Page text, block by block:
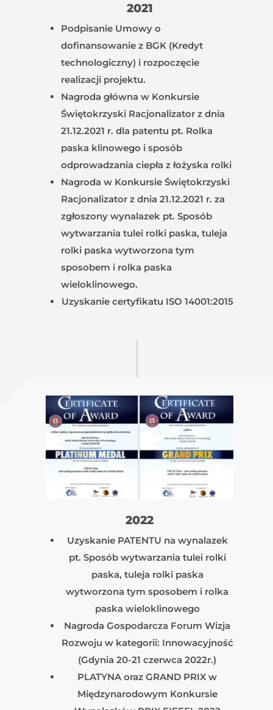
2021
Podpisanie Umowy o
dofinansowanie z BGK (Kredyt
technologiczny) i rozpoczęcie
realizacji projektu.
Nagroda główna w Konkursie
Świętokrzyski Racjonalizator z dnia
21.12.2021 r. dla patentu pt. Rolka
paska klinowego i sposób
odprowadzania ciepła z łożyska rolki
Nagroda w Konkursie Świętokrzyski
Racjonalizator z dnia 21.12.2021 r. za
zgłoszony wynalazek pt. Sposób
wytwarzania tulei rolki paska, tuleja
rolki paska wytworzona tym
sposobem i rolka paska
wieloklinowego.
Uzyskanie certyfikatu ISO 14001:2015
2022
Uzyskanie PATENTU na wynalazek
pt. Sposób wytwarzania tulei rolki
paska, tuleja rolki paska
wytworzona tym sposobem i rolka
paska wieloklinowego
Nagroda Gospodarcza Forum Wizja
Rozwoju w kategorii: Innowacyjność
(Gdynia 20-21 czerwca 2022r.)
PLATYNA oraz GRAND PRIX w
Międzynarodowym Konkursie